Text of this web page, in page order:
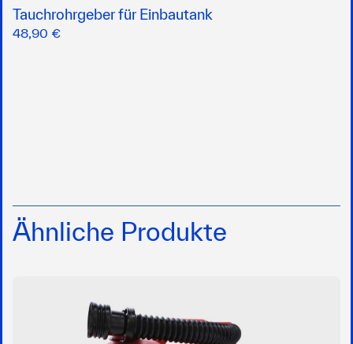
Tauchrohrgeber für Einbautank
48,90 €
Ähnliche Produkte